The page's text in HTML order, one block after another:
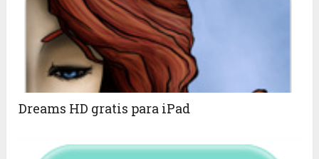
Dreams HD gratis para iPad